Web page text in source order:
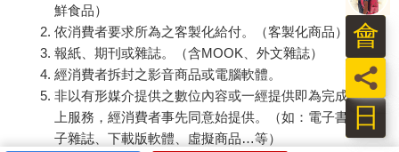
鮮食品）
依消費者要求所為之客製化給付。（客製化商品）
報紙、期刊或雜誌。（含MOOK、外文雜誌）
經消費者拆封之影音商品或電腦軟體。
非以有形媒介提供之數位內容或一經提供即為完成之線
上服務，經消費者事先同意始提供。（如：電子書、電
子雜誌、下載版軟體、虛擬商品…等）
日
員
會